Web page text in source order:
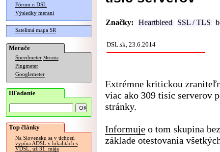
Fórum o DSL
Výsledky meraní
Satelitná mapa SR
Merače
Speedmeter Merania
Pingmeter
Googlemeter
Hľadanie
Top články
Na Slovensku sa v tichosti
vypína ADSL v lokalitách s
VDSL, už 31. mája
Značky: Heartbleed SSL / TLS
DSL.sk, 23.6.2014
Extrémne kritickou
viac ako 309 tisíc serverov
stránky.
Informuje o tom skupina
základe otestovania